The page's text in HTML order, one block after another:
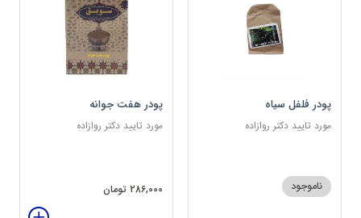
پودر فلفل سیاه
مورد تایید دکتر روازاده
ناموجود
پودر هفت جوانه
مورد تایید دکتر روازاده
286,000 تومان